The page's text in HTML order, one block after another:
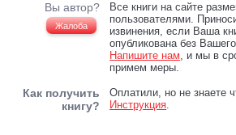
Вы автор?
Жалоба
Все книги на сайте
пользователями.
извинения, если Ваша
опубликована без
Напишите нам, и мы в
примем меры.
Как получить
книгу?
Оплатили, но не знаете
Инструкция.